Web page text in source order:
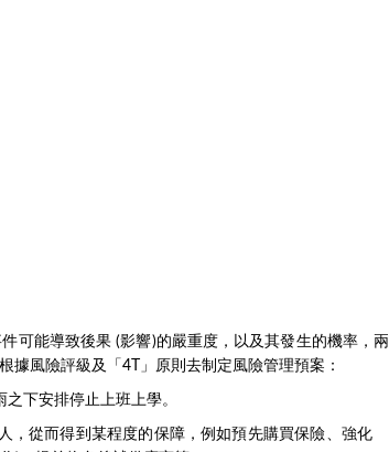
可能導致後果 (影響)的嚴重度，以及其發生的機率，兩
風險評級及「4T」原則去制定風險管理預案：
下安排停止上班上學。
從而得到某程度的保障，例如預先購買保險、強化